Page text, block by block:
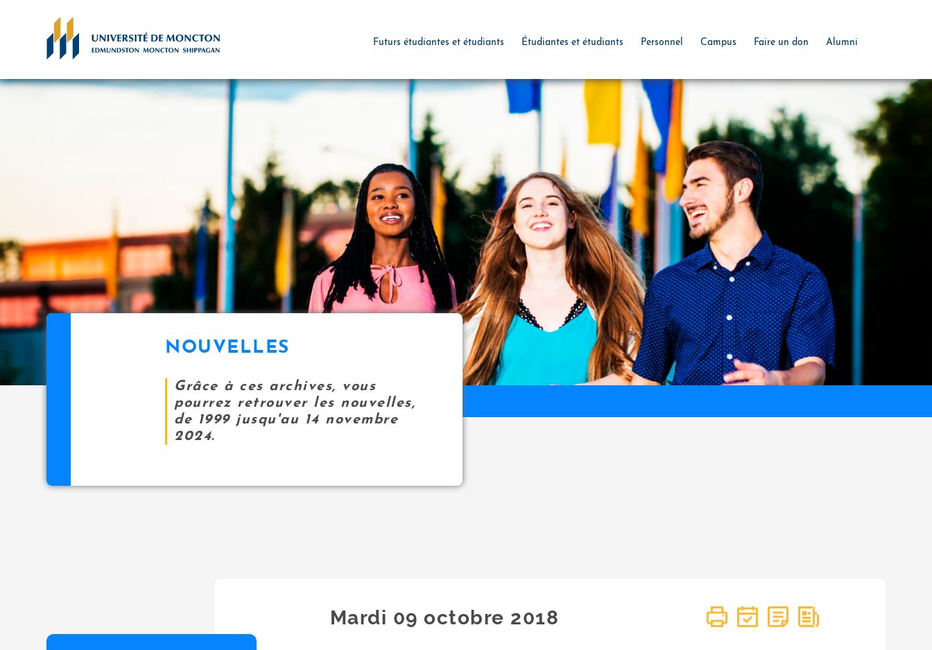
Futurs étudiantes et étudiants Étudiantes et étudiants Personnel Campus Faire un don Alumni
NOUVELLES
Grâce à ces archives, vous
pourrez retrouver les nouvelles,
de 1999 jusqu'au 14 novembre
2024.
Mardi 09octobre 2018